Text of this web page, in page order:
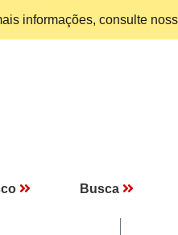
informações, consulte
Busca